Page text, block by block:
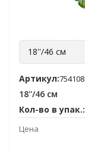
18''/46 см
Артикул:754108
18''/46 см
Кол-во в упак.:
Цена